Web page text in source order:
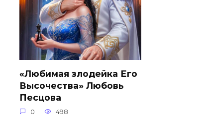
«Любимая злодейка Его
Высочества» Любовь
Песцова
0 498